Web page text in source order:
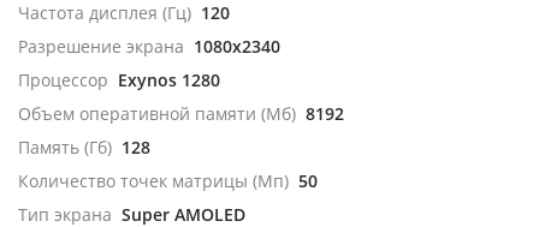
Частота дисплея (Гц) 120
Разрешение экрана 1080x2340
Процессор Exynos 1280
Объем оперативной памяти (Мб) 8192
Память (Гб) 128
Количество точек матрицы (Мп) 50
Тип экрана Super AMOLED